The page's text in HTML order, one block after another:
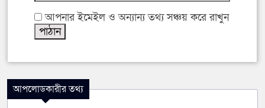
আপনার ইমেইল ও অন্যান্য তথ্য সঞ্চয় করে রাখুন
আপলোডকারীর তথ্য